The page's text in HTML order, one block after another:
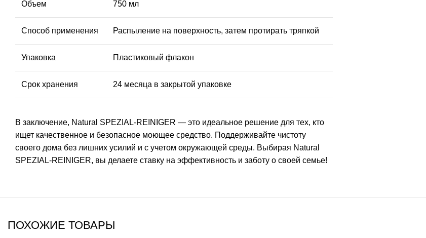
Объем 750 мл
Способ применения Распыление на поверхность, затем протирать тряпкой
Упаковка Пластиковый флакон
Срок хранения 24 месяца в закрытой упаковке
В заключение, Natural SPEZIAL-REINIGER — это идеальное решение для тех, кто
ищет качественное и безопасное моющее средство. Поддерживайте чистоту
своего дома без лишних усилий и с учетом окружающей среды. Выбирая Natural
SPEZIAL-REINIGER, вы делаете ставку на эффективность и заботу о своей семье!
ПОХОЖИЕ ТОВАРЫ